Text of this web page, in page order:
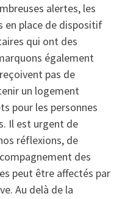
alertes, les
en place de dispositif
qui ont des
également
pas de
un logement
pour les personnes
Il est urgent de
réflexions, de
des
peut être affectés par
Au delà de la